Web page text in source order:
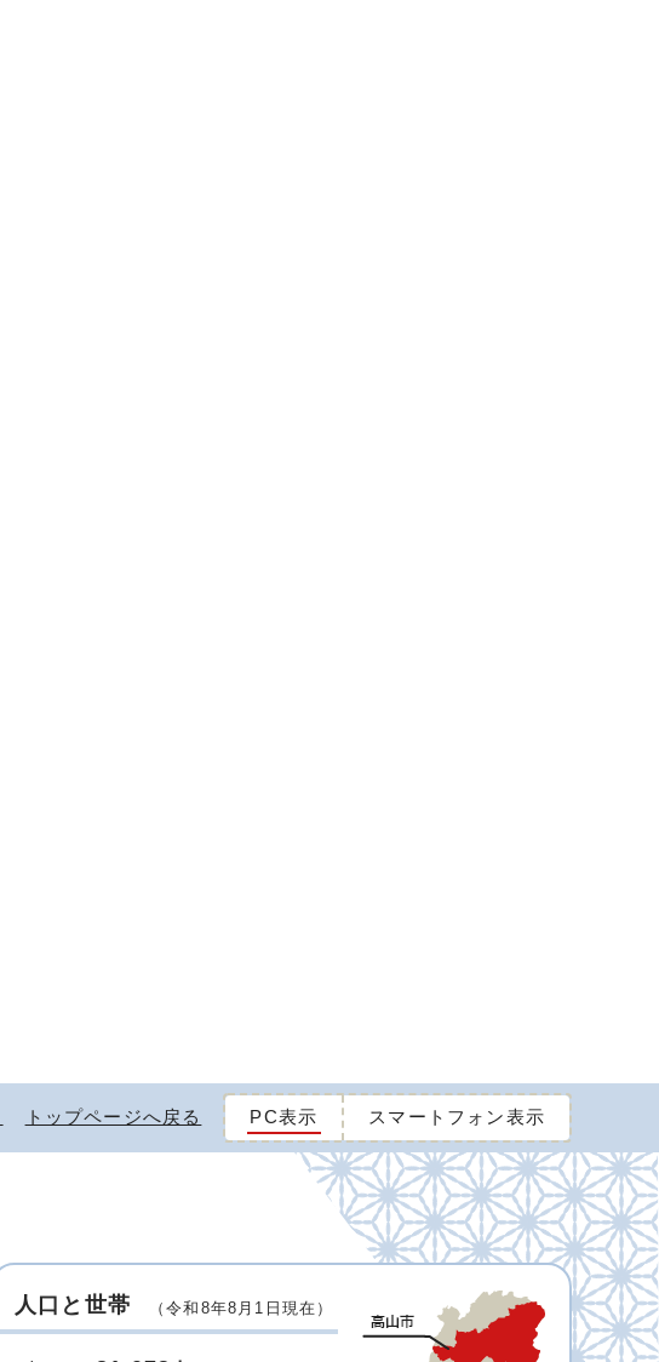
トップページへ戻る PC表示 スマートフォン表示
人口と世帯 （令和8年8月1日現在）